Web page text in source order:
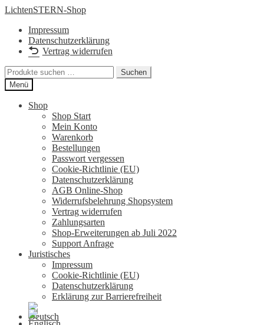
Zur
springen
Zum
springen
LichtenSTERN-Shop
Impressum
Datenschutzerklärung
Vertrag widerrufen
Suchen
nach:
Suchen
Menü
Shop
Shop Start
Mein Konto
Warenkorb
Bestellungen
Passwort vergessen
Cookie-Richtlinie (EU)
Datenschutzerklärung
AGB Online-Shop
Widerrufsbelehrung Shopsystem
Vertrag widerrufen
Zahlungsarten
Shop-Erweiterungen ab Juli 2022
Support Anfrage
Juristisches
Impressum
Cookie-Richtlinie (EU)
Datenschutzerklärung
Erklärung zur Barrierefreiheit